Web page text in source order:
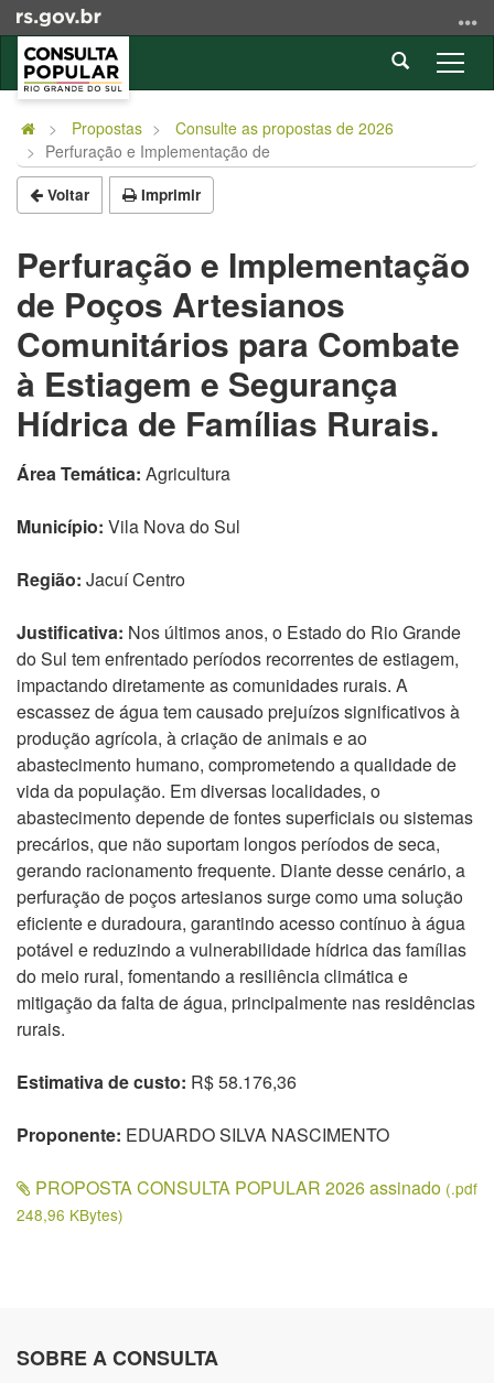
para
conteúdo
para
menu
para
busca
a
Abrir
a
Início
conteúdo
Propostas
Consulte as propostas de 2026
Perfuração e Implementação de
Voltar Imprimir
Perfuração e Implementação
de Poços Artesianos
Comunitários para Combate
à Estiagem e Segurança
Hídrica de Famílias Rurais.
Área Temática: Agricultura
Município: Vila Nova do Sul
Região: Jacuí Centro
Justificativa: Nos últimos anos, o Estado do Rio Grande
do Sul tem enfrentado períodos recorrentes de estiagem,
impactando diretamente as comunidades rurais. A
escassez de água tem causado prejuízos significativos à
produção agrícola, à criação de animais e ao
abastecimento humano, comprometendo a qualidade de
vida da população. Em diversas localidades, o
abastecimento depende de fontes superficiais ou sistemas
precários, que não suportam longos períodos de seca,
gerando racionamento frequente. Diante desse cenário, a
perfuração de poços artesianos surge como uma solução
eficiente e duradoura, garantindo acesso contínuo à água
potável e reduzindo a vulnerabilidade hídrica das famílias
do meio rural, fomentando a resiliência climática e
mitigação da falta de água, principalmente nas residências
rurais.
Estimativa de custo: R$ 58.176,36
Proponente: EDUARDO SILVA NASCIMENTO
PROPOSTA CONSULTA POPULAR 2026 assinado (.pdf
248,96 KBytes)
SOBRE A CONSULTA